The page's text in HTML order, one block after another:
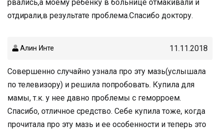
рвались,а моему ребёнку в больнице отмакивали и
отдирали,в результате проблема.Спасибо доктору.
Алин Инте 11.11.2018
Совершенно случайно узнала про эту мазь(услышала
по телевизору) и решила попробовать. Купила для
мамы, т.к. у нее давно проблемы с геморроем.
Спасибо, отличное средство. Себе купила тоже, когда
прочитала про эту мазь и ее особенности и теперь это